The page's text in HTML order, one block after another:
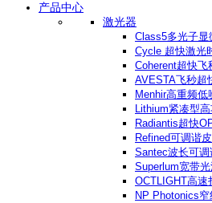
产品中心
激光器
Class5多光子显
Cycle 超快激光
Coherent超快飞
AVESTA飞秒超
Menhir高重频低
Lithium紧凑型
Radiantis超快
Refined可调谐
Santec波长可
Superlum宽带
OCTLIGHT高速
NP Photonics